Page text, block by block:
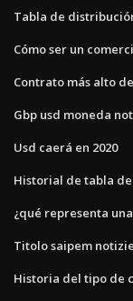
Tabla de
Cómo ser un
Contrato más alto
Gbp usd moneda
Usd caerá en 2020
Historial de tabla
¿qué representa
Titolo saipem notizie
Historia del tipo de